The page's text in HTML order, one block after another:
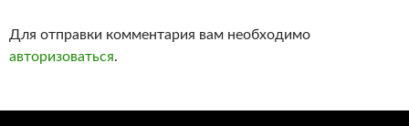
Для отправки комментария вам необходимо
авторизоваться.